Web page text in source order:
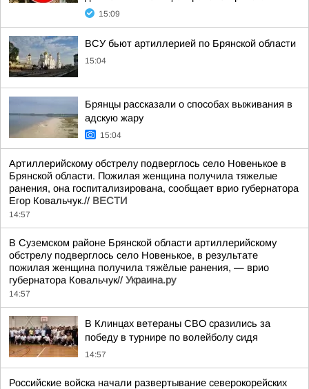
15:09
ВСУ бьют артиллерией по Брянской области
15:04
Брянцы рассказали о способах выживания в
адскую жару
15:04
Артиллерийскому обстрелу подверглось село Новенькое в
Брянской области. Пожилая женщина получила тяжелые
ранения, она госпитализирована, сообщает врио губернатора
Егор Ковальчук.// ВЕСТИ
14:57
В Суземском районе Брянской области артиллерийскому
обстрелу подверглось село Новенькое, в результате
пожилая женщина получила тяжёлые ранения, — врио
губернатора Ковальчук// Украина.ру
14:57
В Клинцах ветераны СВО сразились за
победу в турнире по волейболу сидя
14:57
Российские войска начали развертывание северокорейских